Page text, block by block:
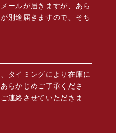
ールが届きますが、あら
別途届きますので、そち
タイミングにより在庫に
らかじめご了承くださ
連絡させていただきま